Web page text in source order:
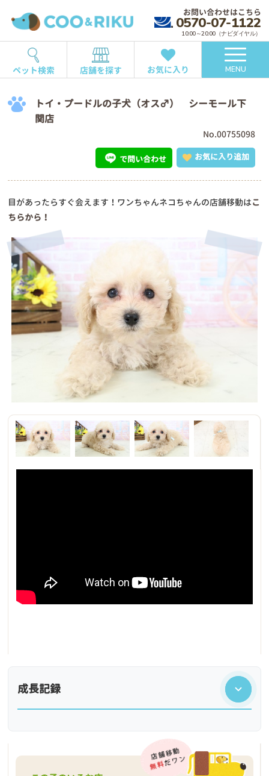
お問い合わせはこちら
0570-07-1122
10:00～20:00（ナビダイヤル）
ペット検索 店舗を探す お気に入り MENU
トイ・プードルの子犬（オス♂） シーモール下
関店
No.00755098
お気に入り追加
で問い合わせ
目があったらすぐ会えます！ワンちゃんネコちゃんの店舗移動はこ
ちらから！
成長記録